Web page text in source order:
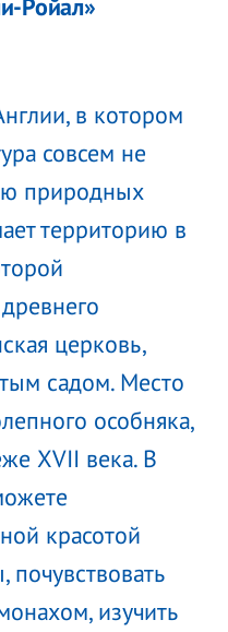
в котором
совсем не
природных
территорию в
церковь,
садом. Место
особняка,
XVII века. В
красотой
изучить